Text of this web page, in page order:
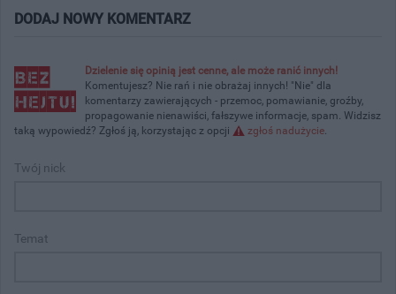
DODAJ NOWY KOMENTARZ
Dzielenie się opinią jest cenne, ale może ranić innych!
Komentujesz? Nie rań i nie obrażaj innych! "Nie" dla
komentarzy zawierających - przemoc, pomawianie, groźby,
propagowanie nienawiści, fałszywe informacje, spam. Widzisz
taką wypowiedź? Zgłoś ją, korzystając z opcji
zgłoś nadużycie.
Twój nick
Temat